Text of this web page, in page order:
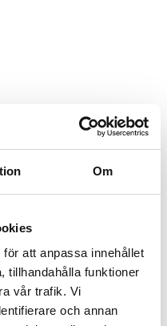
Om
att anpassa innehållet
tillhandahålla funktioner
vår trafik. Vi
och annan